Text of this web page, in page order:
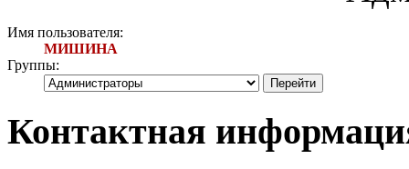
Имя пользователя:
МИШИНА
Группы:
Контактная